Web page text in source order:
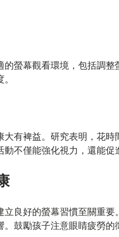
螢幕觀看環境，包括調
有裨益。研究表明，花
不僅能強化視力，還能促
良好的螢幕習慣至關重
鼓勵孩子注意眼睛疲勞的